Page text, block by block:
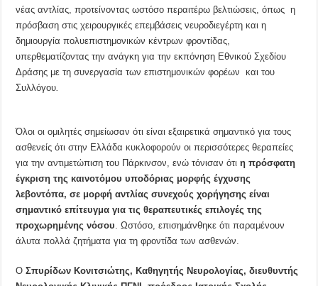
νέας αντλίας, προτείνοντας ωστόσο περαιτέρω βελτιώσεις, όπως η
πρόσβαση στις χειρουργικές επεμβάσεις νευροδιεγέρτη και η
δημιουργία πολυεπιστημονικών κέντρων φροντίδας,
υπερθεματίζοντας την ανάγκη για την εκπόνηση Εθνικού Σχεδίου
Δράσης με τη συνεργασία των επιστημονικών φορέων και του
Συλλόγου
Όλοι οι ομιλητές σημείωσαν ότι είναι εξαιρετικά σημαντικό για τους
ασθενείς ότι στην Ελλάδα κυκλοφορούν οι περισσότερες θεραπείες
για την αντιμετώπιση του Πάρκινσον, ενώ τόνισαν ότιη πρόσφατη
έγκριση της καινοτόμου υποδόριας μορφής έγχυσης
λεβοντόπα, σε μορφή αντλίας συνεχούς χορήγησης είναι
σημαντικό επίτευγμα για τις θεραπευτικές επιλογές της
προχωρημένης νόσου . Ωστόσο, επισημάνθηκε ότι παραμένουν
άλυτα πολλά ζητήματα για τη φροντίδα των ασθενών.
ΟΣπυρίδων Κονιτσιώτης, Καθηγητής Νευρολογίας, διευθυντής